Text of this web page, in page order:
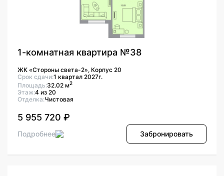
1-комнатная квартира №38
ЖК «Стороны света-2», Корпус 20
Срок сдачи:1 квартал 2027г.
Площадь:32.02 м2
Этаж:4 из 20
Отделка:Чистовая
5 955 720 ₽
Подробнее Забронировать